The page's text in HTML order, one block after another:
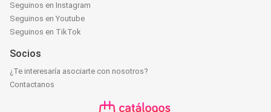
Seguinos en Instagram
Seguinos en Youtube
Seguinos en TikTok
Socios
¿Te interesaría asociarte con nosotros?
Contactanos